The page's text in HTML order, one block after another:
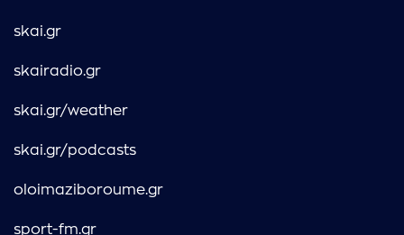
skai.gr
skairadio.gr
skai.gr/weather
skai.gr/podcasts
oloimaziboroume.gr
sport-fm.gr